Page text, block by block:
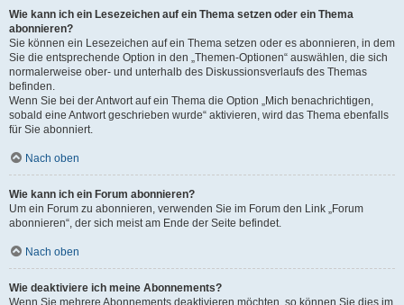
Wie kann ich ein Lesezeichen auf ein Thema setzen oder ein Thema
abonnieren?
Sie können ein Lesezeichen auf ein Thema setzen oder es abonnieren, in dem
Sie die entsprechende Option in den „Themen-Optionen“ auswählen, die sich
normalerweise ober- und unterhalb des Diskussionsverlaufs des Themas
befinden.
Wenn Sie bei der Antwort auf ein Thema die Option „Mich benachrichtigen,
sobald eine Antwort geschrieben wurde“ aktivieren, wird das Thema ebenfalls
für Sie abonniert.
Nach oben
Wie kann ich ein Forum abonnieren?
Um ein Forum zu abonnieren, verwenden Sie im Forum den Link „Forum
abonnieren“, der sich meist am Ende der Seite befindet.
Nach oben
Wie deaktiviere ich meine Abonnements?
Wenn Sie mehrere Abonnements deaktivieren möchten, so können Sie dies im